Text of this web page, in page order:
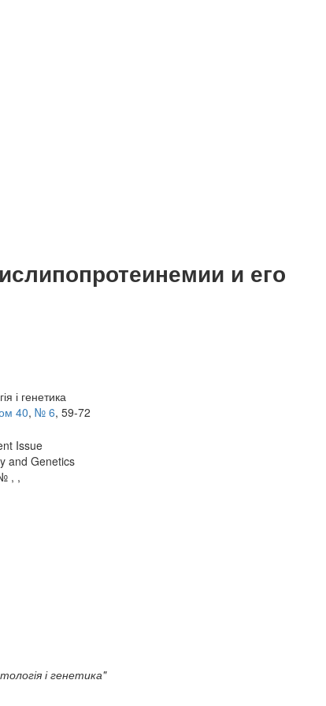
и его
і генетика
40, № 6, 59-72
and Genetics
, ,
і генетика"